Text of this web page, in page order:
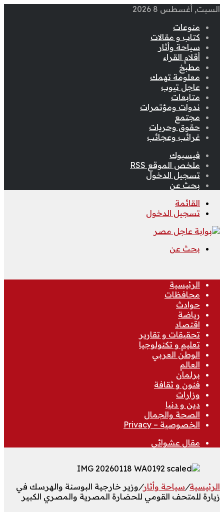
السبت, أغسطس 8 2026
منوعات
كتاب و مقالات
سياحة وأثار
أقلام القراء
مطبخ
معلومة تهمك
عاجل تيوب
متابعات
ندوات ومؤتمرات
مجتمع
حقوق وحريات
غرائب وعجائب
فيسبوك
ملخص الموقع RSS
تسجيل الدخول
بحث عن
القائمة
تسجيل الدخول
بحث عن
الرئيسية
محافظات
حوادث
رياضة
اقتصاد
تحقيقات و تقارير
تعليم و تكنولوجيا
الوطن العربي
العالم
برلمان
فنون و ثقافة
وزارات
دين و دنيا
الصحة والجمال
الخصوصية – Privacy
مقال عشوائي
الرئيسية/سياحة وأثار/وزير خارجية البوسنة والهرسك في
زيارة للمتحف القومي للحضارة المصرية والمصري الكبير